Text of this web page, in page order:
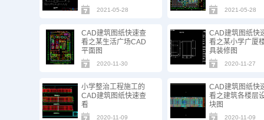
2021-05-28 2021-05-28
CAD建筑图纸快速查
看之某生活广场CAD
平面图
2020-11-30
CAD建筑图纸快
看之某小学广厦
具装修图
2020-11-27
小学整治工程施工的
CAD建筑图纸快速查
看
2020-11-09
CAD建筑图纸快
看之建筑各楼层
块图
2020-11-09